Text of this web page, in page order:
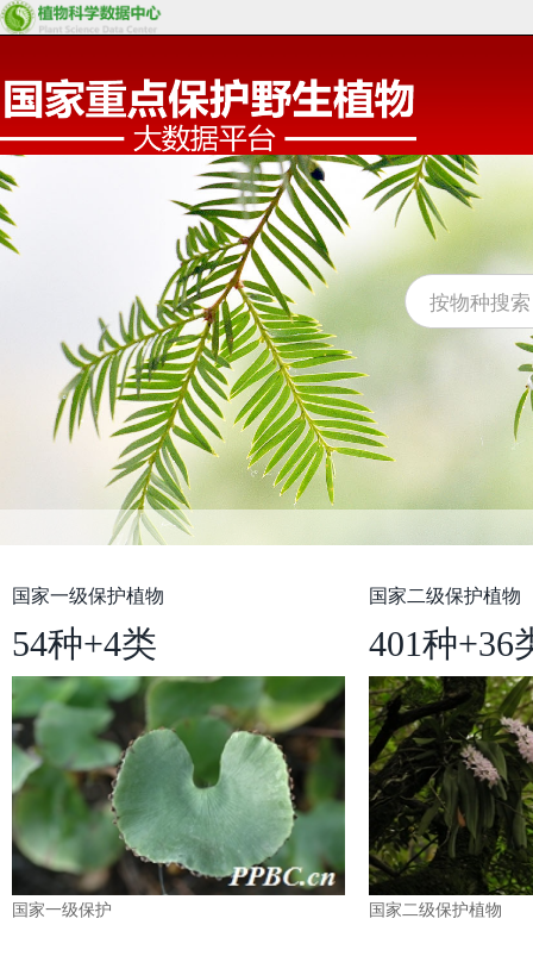
国家一级保护植物
54种+4类
国家一级保护
国家二级保护植物
401种+36
国家二级保护植物